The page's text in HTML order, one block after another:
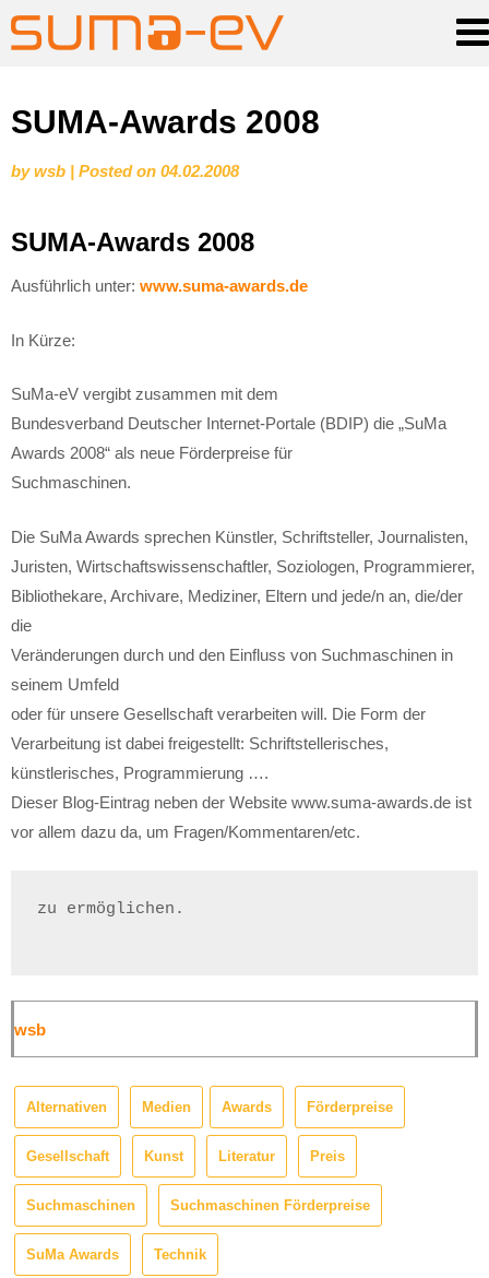
Skip
content
SUMA-Awards 2008
bywsb | Posted on 04.02.2008
SUMA-Awards 2008
Ausführlich unter: www.suma-awards.de
In Kürze:
SuMa-eV vergibt zusammen mit dem
Bundesverband Deutscher Internet-Portale (BDIP) die „SuMa
Awards 2008“ als neue Förderpreise für
Suchmaschinen.
Die SuMa Awards sprechen Künstler, Schriftsteller, Journalisten,
Juristen, Wirtschaftswissenschaftler, Soziologen, Programmierer,
Bibliothekare, Archivare, Mediziner, Eltern und jede/n an, die/der
die
Veränderungen durch und den Einfluss von Suchmaschinen in
seinem Umfeld
oder für unsere Gesellschaft verarbeiten will. Die Form der
Verarbeitung ist dabei freigestellt: Schriftstellerisches,
künstlerisches, Programmierung ….
Dieser Blog-Eintrag neben der Website www.suma-awards.de ist
vor allem dazu da, um Fragen/Kommentaren/etc.
zu ermöglichen.
wsb
Alternativen Medien Awards Förderpreise
Gesellschaft Kunst Literatur Preis
Suchmaschinen Suchmaschinen Förderpreise
SuMa Awards Technik